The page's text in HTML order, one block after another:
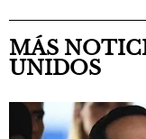
MÁS
UNIDOS